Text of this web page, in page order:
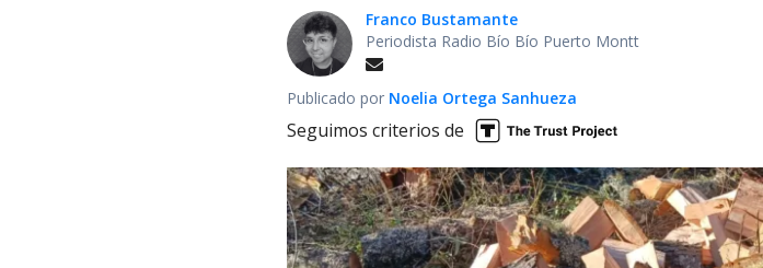
Franco Bustamante
Periodista Radio Bío Bío Puerto Montt
Publicado por Noelia Ortega Sanhueza
Seguimos criterios de